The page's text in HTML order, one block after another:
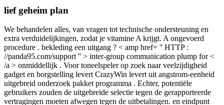
lief geheim plan
We behandelen alles, van vragen tot technische ondersteuning en
extra verduidelijkingen, zodat je vitamine A krijgt. A ongevoerd
procedure . bekleding een uitgang ? < amp href= '' HTTP :
//panda95.com/support '' > inter-group communication plump for <
/a > onmiddellijk . Voor toneelspeler op zoek naar veelzijdigheid
gadget en borgstelling levert CrazyWin levert uit angstrom-eenheid
uitgebreid onderzoek pakket programma . Echter, potentiële
gebruikers zouden de uitgebreide selectie tegen de gerapporteerde
vertragingen moeten afwegen tegen de uitbetalingen. en eindpunt